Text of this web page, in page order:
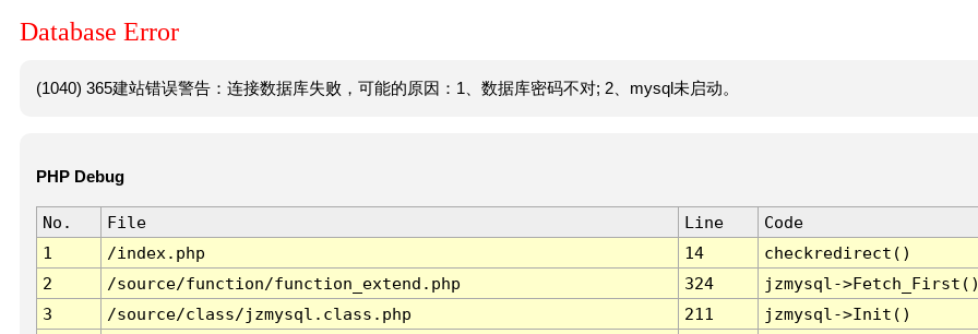
Database Error
(1040) 365建站错误警告：连接数据库失败，可能的原因：1、数据库密码不对; 2、mysql未启动。
PHP Debug
No. File Line
Code
1
/index.php 14
checkredirect()
2
/source/function/function_extend.php 324
jzmysql-
3
/source/class/jzmysql.class.php 211
jzmysql->Init()